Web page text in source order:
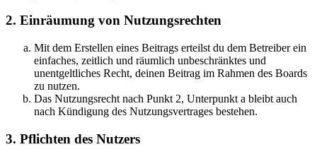
2. Einräumung von Nutzungsrechten
Mit dem Erstellen eines Beitrags erteilst du dem Betreiber ein
einfaches, zeitlich und räumlich unbeschränktes und
unentgeltliches Recht, deinen Beitrag im Rahmen des Boards
zu nutzen.
Das Nutzungsrecht nach Punkt 2, Unterpunkt a bleibt auch
nach Kündigung des Nutzungsvertrages bestehen.
3. Pflichten des Nutzers